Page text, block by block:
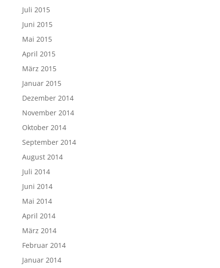
Juli 2015
Juni 2015
Mai 2015
April 2015
März 2015
Januar 2015
Dezember 2014
November 2014
Oktober 2014
September 2014
August 2014
Juli 2014
Juni 2014
Mai 2014
April 2014
März 2014
Februar 2014
Januar 2014